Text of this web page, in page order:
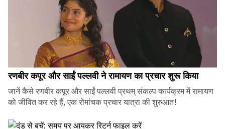
रणबीर कपूर और साईं पल्लवी ने रामायण का प्रचार शुरू किया
जानें कैसे रणबीर कपूर और साईं पल्लवी प्रथम् संकल्प कार्यक्रम में रामायण
को जीवित कर रहे हैं, एक रोमांचक प्रचार यात्रा की शुरुआत!